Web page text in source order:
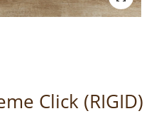
Click (RIGID)